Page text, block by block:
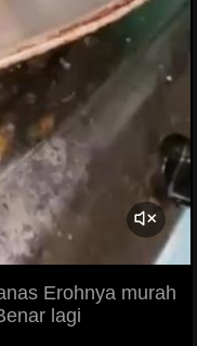
Erohnya murah
lagi